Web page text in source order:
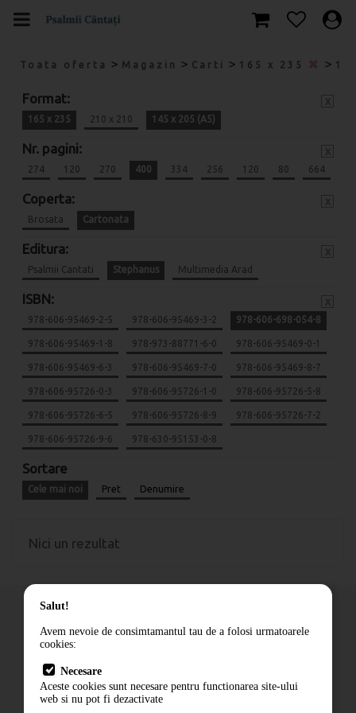
Toata oferta > Magazin > Carti > 165 x 235 >
Format:
165 x 235 210 x 210 145 x 205 (A5)
Nr. pagini:
274 120 270 400 334 256 120 80 664
Coperta:
Brosata Cartonata
Editura:
Psalmii Cantati Stephanus Multimedia Arad
ISBN:
978-606-95469-2-5 978-606-95469-3-2 978-606-698-054-8
978-606-95469-1-8 978-973-88771-6-0 978-606-95469-0-1
978-606-95469-6-3 978-606-95469-7-0 978-606-95469-8-7
978-606-95726-0-3 978-606-95726-1-0 978-606-95726-5-8
978-606-95726-6-5 978-606-95726-8-9 978-606-95726-7-2
978-606-95726-9-6 978-630-95153-0-8
Sortare
Cele mai noi Pret Denumire
Nici un rezultat
Cum comand
Livrare
Contact
Salut!
Avem nevoie de consimtamantul tau de a folosi urmatoarele
cookies:
Necesare
Aceste cookies sunt necesare pentru functionarea site-ului
web si nu pot fi dezactivate